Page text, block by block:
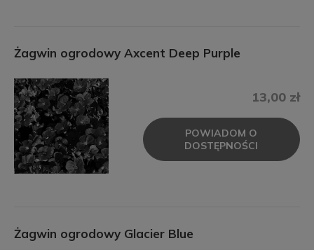
Żagwin ogrodowy Axcent Deep Purple
13,00 zł
POWIADOM O
DOSTĘPNOŚCI
Żagwin ogrodowy Glacier Blue